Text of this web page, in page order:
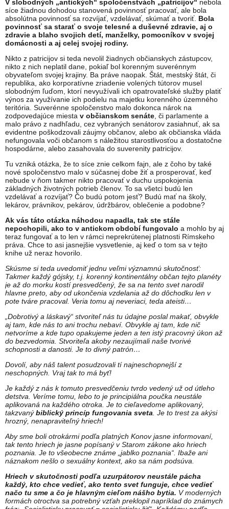
V slobodných „antických“ spoločenstvách „patricijov“ nebola
síce žiadnou dohodou stanovená povinnosť pracovať, ale bola
absolútna povinnosť sa rozvíjať, vzdelávať, skúmať a tvoriť. Bola
povinnosť sa starať o svoje telesné a duševné zdravie, aj o
zdravie a blaho svojich detí, manželky, pomocníkov v svojej
domácnosti a aj celej svojej rodiny.
Nikto z patricijov si teda nevolil žiadnych občianskych zástupcov,
nikto z nich neplatil dane, pokiaľ bol korenným suverénnym
obyvateľom svojej krajiny. Ba práve naopak. Štát, mestský štát, či
republika, ako korporatívne zriadenie volených tútorov musel
slobodným ľuďom, ktorí nevyužívali ich opatrovateľské služby platiť
výnos za využívanie ich podielu na majetku korenného územného
teritória. Suverénne spoločenstvo malo dokonca nárok na
zodpovedajúce miesta v občianskom senáte, či parlamente a
malo právo z nadhľadu, cez vybraných senátorov zasiahnuť, ak sa
evidentne poškodzovali záujmy občanov, alebo ak občianska vláda
nefungovala voči občanom s náležitou starostlivosťou a dostatočne
hospodárne, alebo zasahovala do suverenity patricijov.
Tu vzniká otázka, že to síce znie celkom fajn, ale z čoho by také
nové spoločenstvo malo v súčasnej dobe žiť a prosperovať, keď
nebude v ňom takmer nikto pracovať v duchu uspokojenia
základných životných potrieb členov. To sa všetci budú len
vzdelávať a rozvíjať? Čo budú potom jesť? Budú mať na školy,
lekárov, právnikov, pekárov, údržbárov, oblečenie a podobne?
Ak vás táto otázka náhodou napadla, tak ste stále
nepochopili, ako to v antickom období fungovalo a mohlo by aj
teraz fungovať a to len v rámci neprekrútenej platnosti Rímskeho
práva. Chce to asi jasnejšie vysvetlenie, aj keď o tom sa v tejto
knihe už neraz hovorilo.
Skúsme si teda uvedomiť jednu veľmi významnú skutočnosť:
Takmer každý gójsky, t.j. korenný kontinentálny občan tejto planéty
je až do morku kostí presvedčený, že sa na tento svet narodil
hlavne preto, aby od ukončenia vzdelania až do dôchodku len v
pote tváre pracoval. Veria tomu aj neveriaci, teda ateisti…
„Dobrotivý a láskavý“ stvoriteľ nás tu údajne poslal makať, obvykle
aj tam, kde nás to ani trochu nebaví. Obvykle aj tam, kde nič
netvoríme a kde tupo opakujeme jeden a ten istý pracovný úkon až
do bezvedomia. Stvoriteľa akoby nezaujímali naše tvorivé
schopnosti a danosti. Je to divný patrón…
Dovolí, aby náš talent posudzovali tí najneschopnejší z
neschopných. Vraj tak to má byť!
Je každý z nás k tomuto presvedčeniu tvrdo vedený už od útleho
detstva. Veríme tomu, lebo to je principiálna poučka neustále
aplikovaná na každého otroka. Je to cieľavedome aplikovaný,
takzvanýbiblický princíp fungovania sveta. Je to trest za akýsi
hrozný, nenapraviteľný hriech!
Aby sme boli otrokármi podľa platných Konov jasne informovaní,
tak tento hriech je jasne popísaný v Starom zákone ako hriech
poznania. Je to všeobecne známe „jablko poznania“. Ibaže ani
náznakom nešlo o sexuálny kontext, ako sa nám podsúva.
Hriech v skutočnosti podľa uzurpátorov neustále pácha
každý, kto chce vedieť, ako tento svet funguje, chce vedieť
načo tu sme a čo je hlavným cieľom nášho bytia. V moderných
formách otroctva sa potrebný vzťah preklopil napríklad do známych